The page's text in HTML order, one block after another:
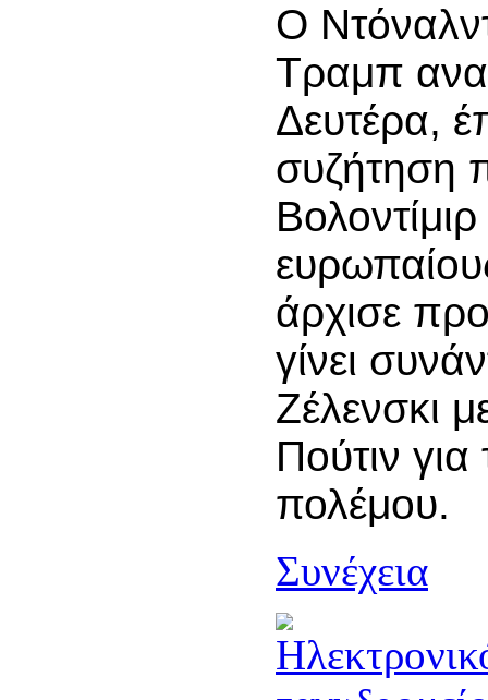
Ο
Τραμπ
Δευτέρα,
συζήτηση
άρχισε
γίνει
Ζέλενσκι
Πούτιν για
πολέμου.
Συνέχεια